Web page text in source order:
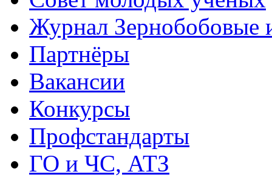
Журнал Зернобобовые
Партнёры
Вакансии
Конкурсы
Профстандарты
ГО и ЧС, АТЗ